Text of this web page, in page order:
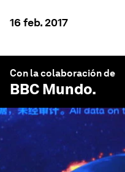
16 feb. 2017
Con la colaboración de
BBC Mundo.